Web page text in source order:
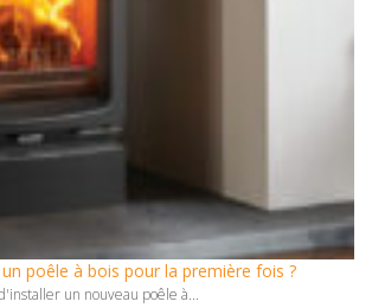
poêle à bois pour la première fois ?
un nouveau poêle à...